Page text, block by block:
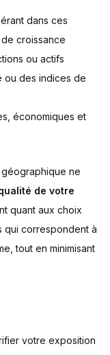
dans ces
croissance
ou actifs
ou des indices de
économiques et
géographique ne
de votre
quant aux choix
qui correspondent à
tout en minimisant
votre exposition